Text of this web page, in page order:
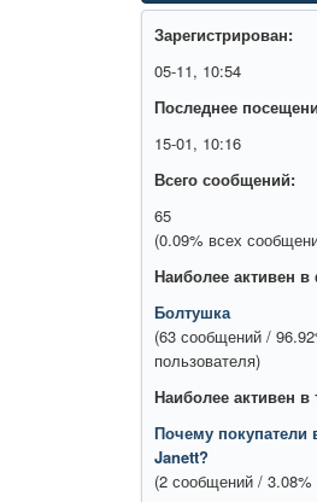
Зарегистрирован:
05-11, 10:54
Последнее
15-01, 10:16
Всего сообщений:
65
(0.09% всех
Наиболее активен
Болтушка
(63 сообщений /
пользователя)
Наиболее активен в
Почему
Janett?
(2 сообщений /